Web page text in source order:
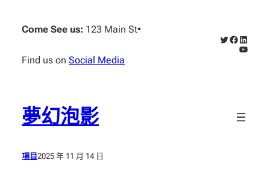
Come See us: 123 Main St•
Find us on Social Media
X Facebook
夢幻泡影
項目 2025 年 11 月 14 日